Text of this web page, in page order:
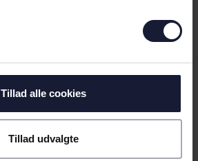
Tillad alle cookies
Tillad udvalgte